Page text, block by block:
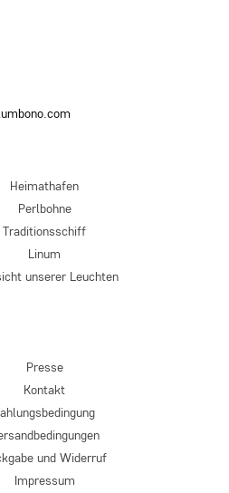
Heimathafen
Perlbohne
Traditionsschiff
Linum
unserer Leuchten
Presse
Kontakt
und Widerruf
Impressum